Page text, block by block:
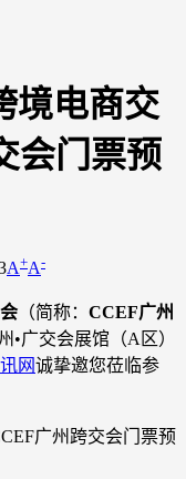
境电商交
会门票预
A+A-
（简称： CCEF广州
•广交会展馆（A区）
网诚挚邀您莅临参